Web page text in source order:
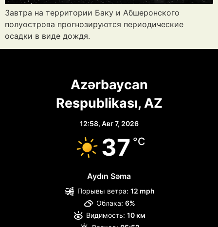
Завтра на территории Баку и Абшеронского
полуострова прогнозируются периодические
осадки в виде дождя.
Azərbaycan
Respublikası, AZ
12:58, Авг 7, 2026
37 °C
Aydın Səma
Порывы ветра: 12 mph
Облака: 6%
Видимость: 10 км